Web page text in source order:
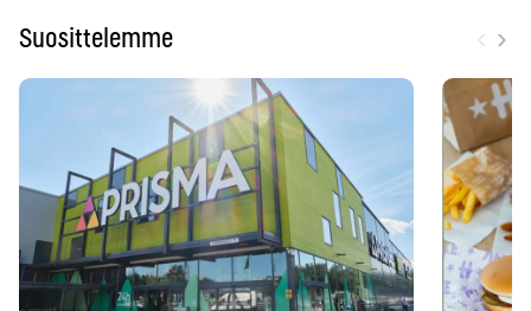
Suosittelemme ›